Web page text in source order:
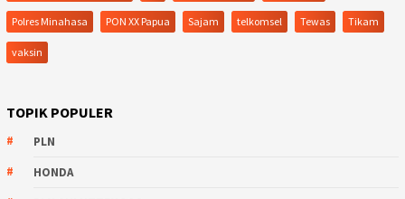
Polres Minahasa PON XX Papua Sajam telkomsel Tewas Tikam
vaksin
TOPIK POPULER
PLN
HONDA